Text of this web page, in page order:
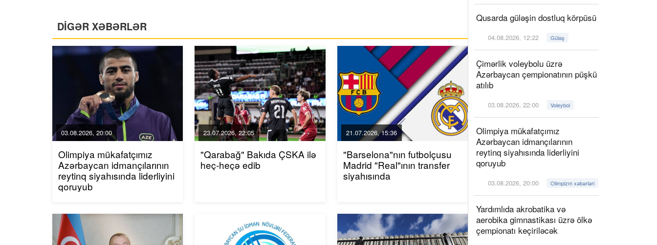
DİGƏR XƏBƏRLƏR
03.08.2026, 20:00
Olimpiya mükafatçımız
Azərbaycan idmançılarının
reytinq siyahısında liderliyini
qoruyub
23.07.2026, 22:05
"Qarabağ" Bakıda ÇSKA ilə
heç-heçə edib
21.07.2026, 15:36
"Barselona"nın futbolçusu
Madrid "Real"ının transfer
siyahısında
Qusarda güləşin dostluq körpüsü
04.08.2026, 12:22 Güləş
Çimərlik voleybolu üzrə
Azərbaycan çempionatının püşkü
atılıb
03.08.2026, 22:00 Voleybol
Olimpiya mükafatçımız
Azərbaycan idmançılarının
reytinq siyahısında liderliyini
qoruyub
03.08.2026, 20:00 Olimpizm xəbərləri
Yardımlıda akrobatika və
aerobika gimnastikası üzrə ölkə
çempionatı keçiriləcək